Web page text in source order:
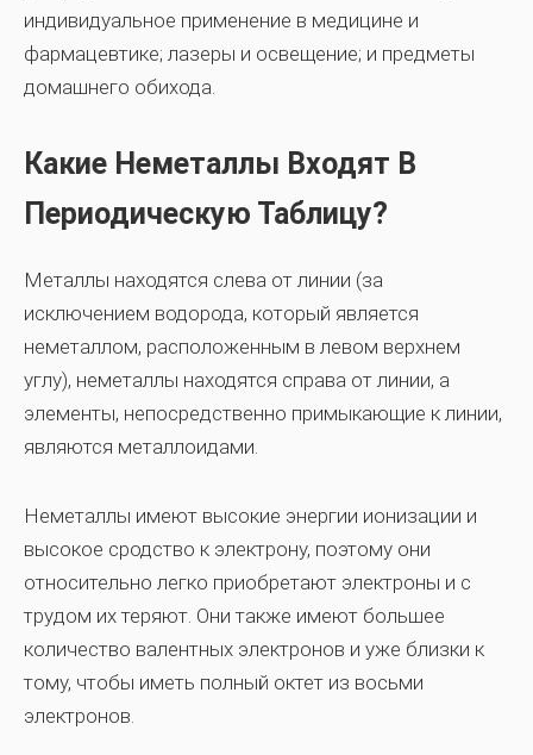
индивидуальное применение в медицине и
фармацевтике; лазеры и освещение; и предметы
домашнего обихода.
Какие Неметаллы Входят В
Периодическую Таблицу?
Металлы находятся слева от линии (за
исключением водорода, который является
неметаллом, расположенным в левом верхнем
углу), неметаллы находятся справа от линии, а
элементы, непосредственно примыкающие к линии,
являются металлоидами.
Неметаллы имеют высокие энергии ионизации и
высокое сродство к электрону, поэтому они
относительно легко приобретают электроны и с
трудом их теряют. Они также имеют большее
количество валентных электронов и уже близки к
тому, чтобы иметь полный октет из восьми
электронов.